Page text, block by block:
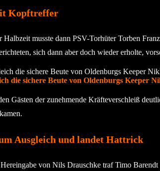
Kopftreffer
musste dann PSV-Torhüter Torben
sich dann aber doch wieder erholte,
die sichere Beute von Oldenburgs Keeper
Gästen der zunehmende Kräfteverschleiß
Ausgleich und landet Hattrick
von Nils Drauschke traf Timo